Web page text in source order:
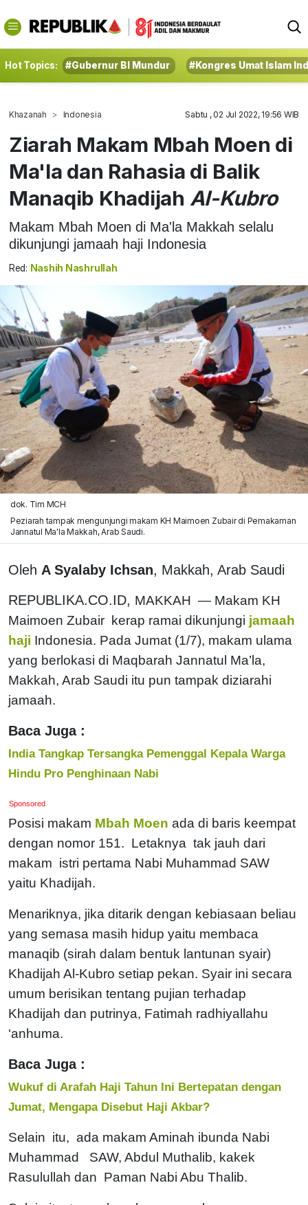
Hot Topics: #Gubernur BI Mundur #Kongres Umat Islam
Khazanah Indonesia Sabtu , 02 Jul 2022, 19:56 WIB
Ziarah Makam Mbah Moen di
Ma'la dan Rahasia di Balik
Manaqib Khadijah Al-Kubro
Makam Mbah Moen di Ma'la Makkah selalu
dikunjungi jamaah haji Indonesia
Red: Nashih Nashrullah
dok. Tim MCH
Peziarah tampak mengunjungi makam KH Maimoen Zubair di Pemakaman
Jannatul Ma'la Makkah, Arab Saudi.
Oleh A Syalaby Ichsan, Makkah, Arab Saudi
REPUBLIKA.CO.ID, MAKKAH — Makam KH
Maimoen Zubair kerap ramai dikunjungi jamaah
haji Indonesia. Pada Jumat (1/7), makam ulama
yang berlokasi di Maqbarah Jannatul Ma’la,
Makkah, Arab Saudi itu pun tampak diziarahi
jamaah.
Baca Juga :
India Tangkap Tersangka Pemenggal Kepala Warga
Hindu Pro Penghinaan Nabi
Sponsored
Posisi makam Mbah Moen ada di baris keempat
dengan nomor 151. Letaknya tak jauh dari
makam istri pertama Nabi Muhammad SAW
yaitu Khadijah.
Menariknya, jika ditarik dengan kebiasaan beliau
yang semasa masih hidup yaitu membaca
manaqib (sirah dalam bentuk lantunan syair)
Khadijah Al-Kubro setiap pekan. Syair ini secara
umum berisikan tentang pujian terhadap
Khadijah dan putrinya, Fatimah radhiyallahu
‘anhuma.
Baca Juga :
Wukuf di Arafah Haji Tahun Ini Bertepatan dengan
Jumat, Mengapa Disebut Haji Akbar?
Selain itu, ada makam Aminah ibunda Nabi
Muhammad SAW, Abdul Muthalib, kakek
Rasulullah dan Paman Nabi Abu Thalib.